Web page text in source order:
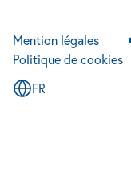
Mention légales
Politique de cookies
FR